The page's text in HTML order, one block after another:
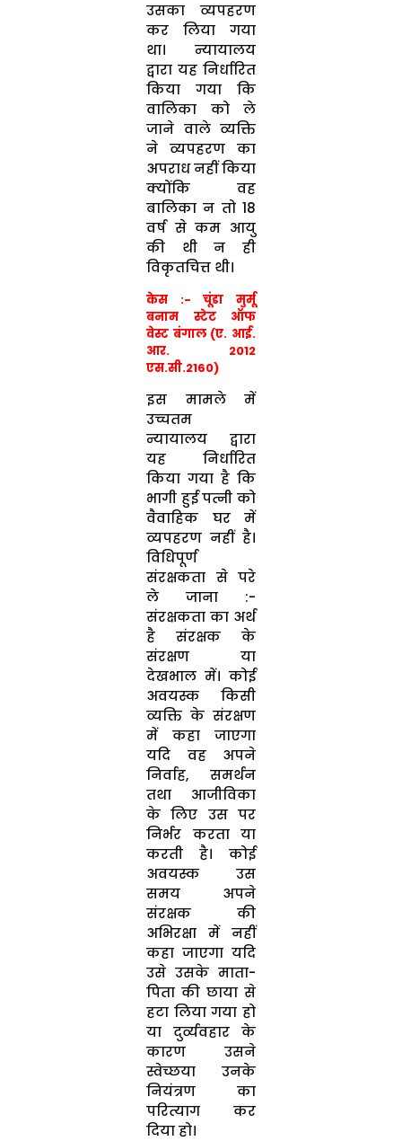
उसका व्यपहरण
कर लिया गया
था। न्यायालय
द्वारा यह निर्धारित
किया गया कि
वालिका को ले
जाने वाले व्यक्ति
ने व्यपहरण का
अपराध नहीं किया
क्योंकि वह
बालिका न तो 18
वर्ष से कम आयु
की थी न ही
विकृतचित्त थी।
केस :- चूंडा मुर्मू
बनाम स्टेट ऑफ
वेस्ट बंगाल (ए. आई.
आर. 2012
एस.सी.2160)
इस मामले में
उच्चतम
न्यायालय द्वारा
यह निर्धारित
किया गया है कि
भागी हुई पत्नी को
वैवाहिक घर में
व्यपहरण नहीं है।
विधिपूर्ण
संरक्षकता से परे
ले जाना :-
संरक्षकता का अर्थ
है संरक्षक के
संरक्षण या
देखभाल में। कोई
अवयस्क किसी
व्यक्ति के संरक्षण
में कहा जाएगा
यदि वह अपने
निर्वाह, समर्थन
तथा आजीविका
के लिए उस पर
निर्भर करता या
करती है। कोई
अवयस्क उस
समय अपने
संरक्षक की
अभिरक्षा में नहीं
कहा जाएगा यदि
उसे उसके माता-
पिता की छाया से
हटा लिया गया हो
या दुर्व्यवहार के
कारण उसने
स्वेच्छया उनके
नियंत्रण का
परित्याग कर
दिया हो।